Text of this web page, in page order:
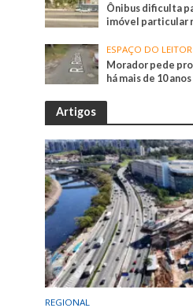
Ônibus dificulta
imóvel particular
ESPAÇO DO LEITOR
Morador pede
há mais de 10
Artigos
REGIONAL